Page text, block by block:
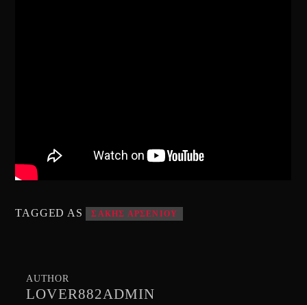
TAGGED AS ΣΑΚΗΣ ΑΡΣΕΝΙΟΥ
AUTHOR
LOVER882ADMIN